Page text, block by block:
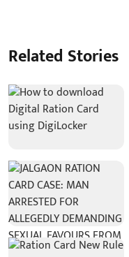
Related Stories